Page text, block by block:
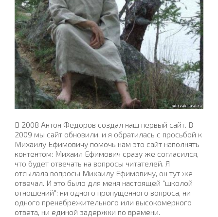
В 2008 Антон Федоров создал наш первый сайт. В
2009 мы сайт обновили, и я обратилась с просьбой к
Михаилу Ефимовичу помочь нам это сайт наполнять
контентом: Михаил Ефимович сразу же согласился,
что будет отвечать на вопросы читателей. Я
отсылала вопросы Михаилу Ефимовичу, он тут же
отвечал. И это было для меня настоящей "школой
отношений": ни одного пропущенного вопроса, ни
одного пренебрежительного или высокомерного
ответа, ни единой задержки по времени.